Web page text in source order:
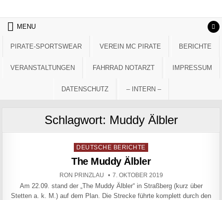
MENU
PIRATE-SPORTSWEAR VEREIN MC PIRATE BERICHTE
VERANSTALTUNGEN FAHRRAD NOTARZT IMPRESSUM
DATENSCHUTZ – INTERN –
Schlagwort: Muddy Älbler
Posted in
DEUTSCHE BERICHTE
The Muddy Älbler
AUTHOR:
RON PRINZLAU PUBLISHED DATE:
7. OKTOBER 2019
Am 22.09. stand der „The Muddy Älbler“ in Straßberg (kurz über
Stetten a. k. M.) auf dem Plan. Die Strecke führte komplett durch den